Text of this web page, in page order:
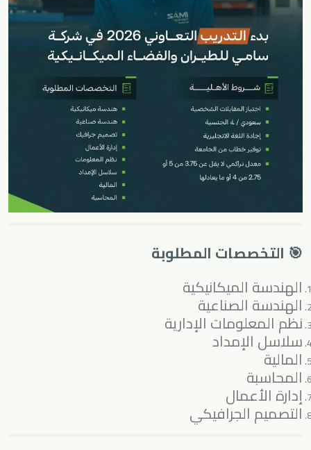
🎯 التخصصات المطلوبة
الهندسة الميكانيكية
الهندسة الصناعية
نظم المعلومات الإدارية
سلاسل الإمداد
المالية
المحاسبة
إدارة الأعمال
التصميم الجرافيكي